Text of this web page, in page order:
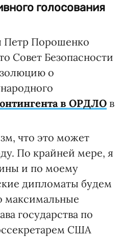
голосования
Петр Порошенко
Совет Безопасности
о
в ОРДЛО в
что это может
По крайней мере, я
и по моему
дипломаты будем
максимальные
государства по
США